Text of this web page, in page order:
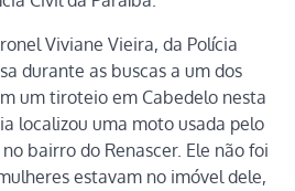
Viviane Vieira, da Polícia
durante as buscas a um dos
um tiroteio em Cabedelo nesta
localizou uma moto usada pelo
bairro do Renascer. Ele não foi
estavam no imóvel dele,